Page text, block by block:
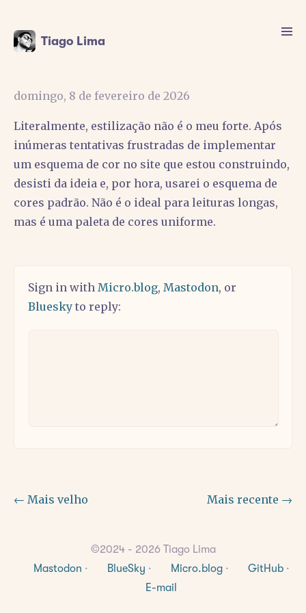
Tiago Lima
domingo, 8 de fevereiro de 2026
Literalmente, estilização não é o meu forte. Após
inúmeras tentativas frustradas de implementar
um esquema de cor no site que estou construindo,
desisti da ideia e, por hora, usarei o esquema de
cores padrão. Não é o ideal para leituras longas,
mas é uma paleta de cores uniforme.
Sign in with Micro.blog, Mastodon, or
Bluesky to reply:
← Mais velho Mais recente →
©2024 - 2026 Tiago Lima
Mastodon · BlueSky · Micro.blog · GitHub ·
E-mail